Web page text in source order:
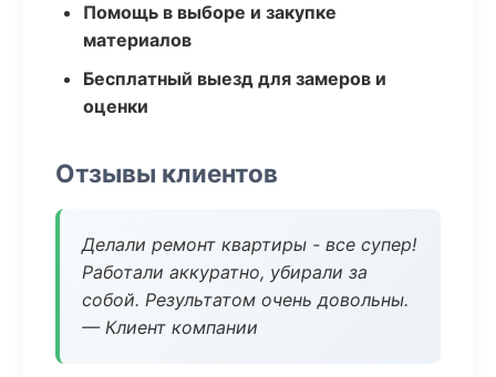
Помощь в выборе и закупке
материалов
Бесплатный выезд для замеров и
оценки
Отзывы клиентов
Делали ремонт квартиры - все супер!
Работали аккуратно, убирали за
собой. Результатом очень довольны.
— Клиент компании